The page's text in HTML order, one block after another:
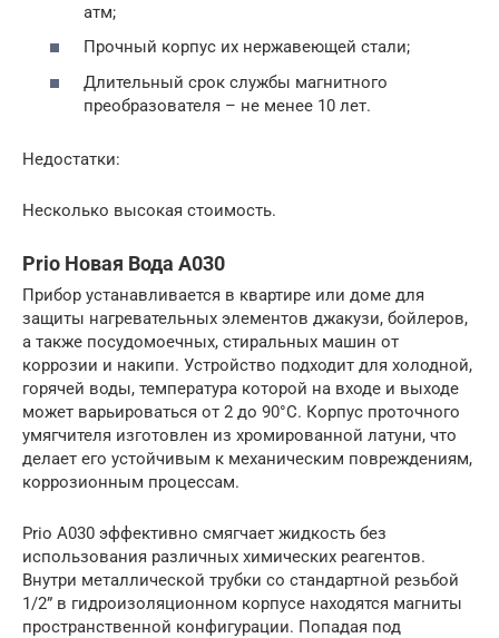
атм;
Прочный корпус их нержавеющей стали;
Длительный срок службы магнитного
преобразователя – не менее 10 лет.
Недостатки:
Несколько высокая стоимость.
Prio Новая Вода A030
Прибор устанавливается в квартире или доме для
защиты нагревательных элементов джакузи, бойлеров,
а также посудомоечных, стиральных машин от
коррозии и накипи. Устройство подходит для холодной,
горячей воды, температура которой на входе и выходе
может варьироваться от 2 до 90°С. Корпус проточного
умягчителя изготовлен из хромированной латуни, что
делает его устойчивым к механическим повреждениям,
коррозионным процессам.
Prio A030 эффективно смягчает жидкость без
использования различных химических реагентов.
Внутри металлической трубки со стандартной резьбой
1/2” в гидроизоляционном корпусе находятся магниты
пространственной конфигурации. Попадая под